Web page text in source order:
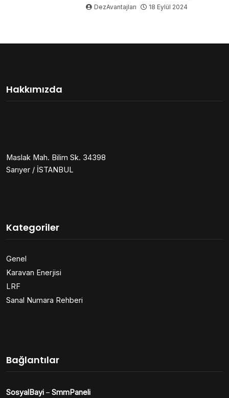
DezAvantajları 18 Eylül 2024
Hakkımızda
Maslak Mah. Bilim Sk. 34398
Sarıyer / İSTANBUL
Kategoriler
Genel
Karavan Enerjisi
LRF
Sanal Numara Rehberi
Bağlantılar
SosyalBayi – SmmPaneli